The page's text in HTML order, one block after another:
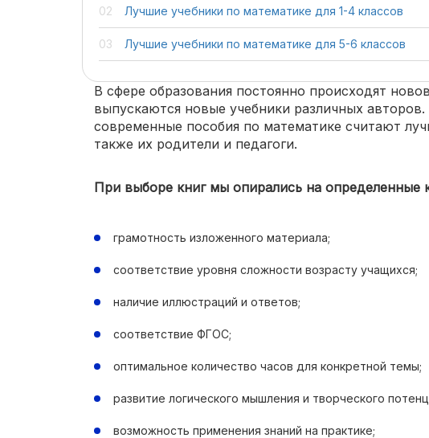
Лучшие учебники по математике для 1-4 классов
Лучшие учебники по математике для 5-6 классов
В сфере образования постоянно происходят
выпускаются новые учебники различных авторов.
современные пособия по математике считают
также их родители и педагоги.
При выборе книг мы опирались на определенные
грамотность изложенного материала;
соответствие уровня сложности возрасту учащихся;
наличие иллюстраций и ответов;
соответствие ФГОС;
оптимальное количество часов для конкретной темы;
развитие логического мышления и творческого
возможность применения знаний на практике;